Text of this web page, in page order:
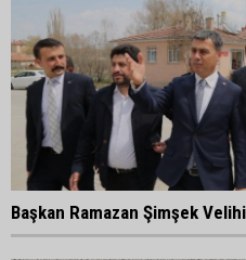
Başkan Ramazan Şimşek